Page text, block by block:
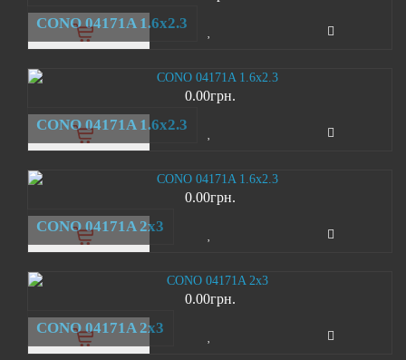
CONO 04171A 1.6х2.3
0.00грн.
CONO 04171A 1.6х2.3
0.00грн.
CONO 04171A 2х3
0.00грн.
CONO 04171A 2х3